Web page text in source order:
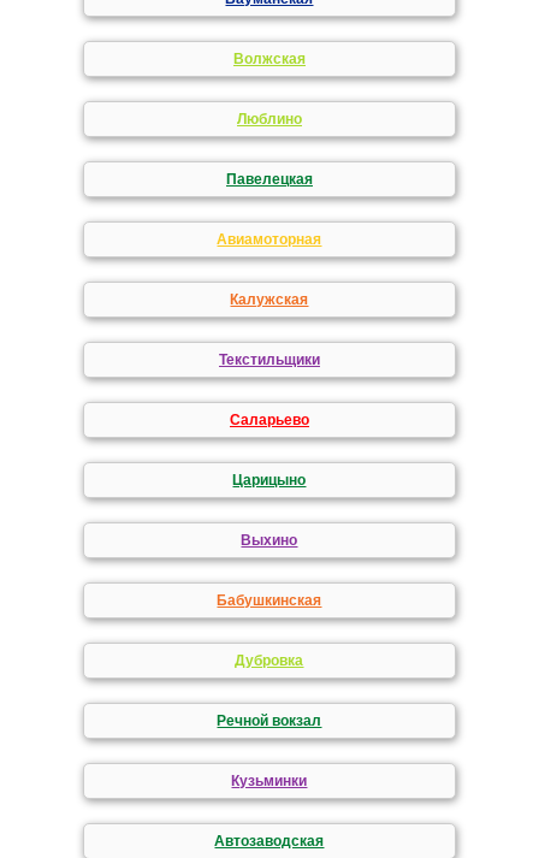
Волжская
Люблино
Павелецкая
Авиамоторная
Калужская
Текстильщики
Саларьево
Царицыно
Выхино
Бабушкинская
Дубровка
Речной вокзал
Кузьминки
Автозаводская